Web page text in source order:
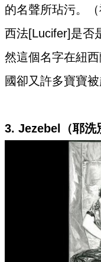
的名聲所玷污。
西法[Lucifer]是否
然這個名字在紐
國卻又許多寶寶
3. Jezebel（耶洗